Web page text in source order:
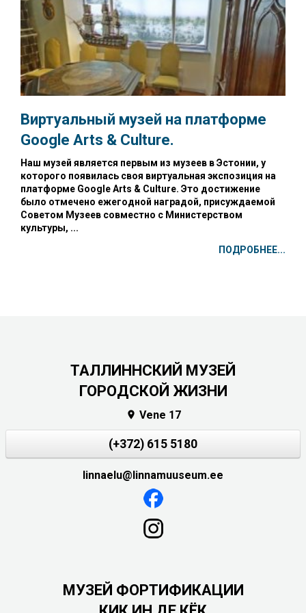
Виртуальный музей на платформе
Google Arts & Culture.
Наш музей является первым из музеев в Эстонии, у
которого появилась своя виртуальная экспозиция на
платформе Google Arts & Culture. Это достижение
было отмечено ежегодной наградой, присуждаемой
Советом Музеев совместно с Министерством
культуры, ...
ПОДРОБНЕЕ...
ТАЛЛИННСКИЙ МУЗЕЙ
ГОРОДСКОЙ ЖИЗНИ
 Vene 17
(+372) 615 5180
linnaelu@linnamuuseum.ee
МУЗЕЙ ФОРТИФИКАЦИИ